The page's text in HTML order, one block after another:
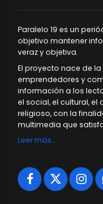
Paralelo 19 es un
objetivo mantener
veraz y objetiva.
El proyecto nace de
emprendedores y
información a los
el social, el cultural, el
religioso, con la
multimedia que
Leer más…